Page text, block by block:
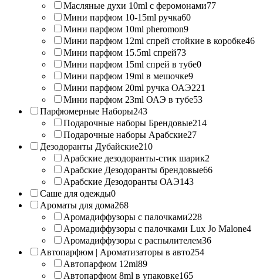
Масляные духи 10ml с феромонами77
Мини парфюм 10-15ml ручка60
Мини парфюм 10ml pheromon9
Мини парфюм 12ml спрей стойкие в коробке46
Мини парфюм 15.5ml спрей73
Мини парфюм 15ml спрей в тубе0
Мини парфюм 19ml в мешочке9
Мини парфюм 20ml ручка ОАЭ221
Мини парфюм 23ml ОАЭ в тубе53
Парфюмерные Наборы243
Подарочные наборы Брендовые214
Подарочные наборы Арабские27
Дезодоранты Дубайские210
Арабские дезодоранты-стик шарик2
Арабские Дезодоранты брендовые66
Арабские Дезодоранты ОАЭ143
Саше для одежды0
Ароматы для дома268
Аромадиффузоры с палочками228
Аромадиффузоры с палочками Lux Jo Malone4
Аромадиффузоры с распылителем36
Автопарфюм | Ароматизаторы в авто254
Автопарфюм 12ml89
Автопарфюм 8ml в упаковке165